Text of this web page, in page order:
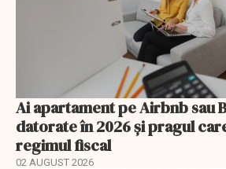
Ai apartament pe Airbnb sau
datorate în 2026 și pragul
regimul fiscal
02 AUGUST 2026